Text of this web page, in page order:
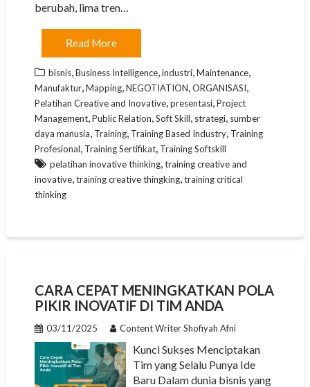
berubah, lima tren…
Read More
bisnis,Business Intelligence,industri,Maintenance,
Manufaktur,Mapping,NEGOTIATION,ORGANISASI,
Pelatihan Creative and Inovative,presentasi,Project
Management,Public Relation,Soft Skill, strategi, sumber
daya manusia, Training, Training Based Industry, Training
Profesional, Training Sertifikat, Training Softskill
pelatihan inovative thinking,training creative and
inovative,training creative thingking,training critical
thinking
CARA CEPAT MENINGKATKAN POLA
PIKIR INOVATIF DI TIM ANDA
03/11/2025 Content Writer Shofiyah Afni
Kunci Sukses Menciptakan
Tim yang Selalu Punya Ide
Baru Dalam dunia bisnis yang